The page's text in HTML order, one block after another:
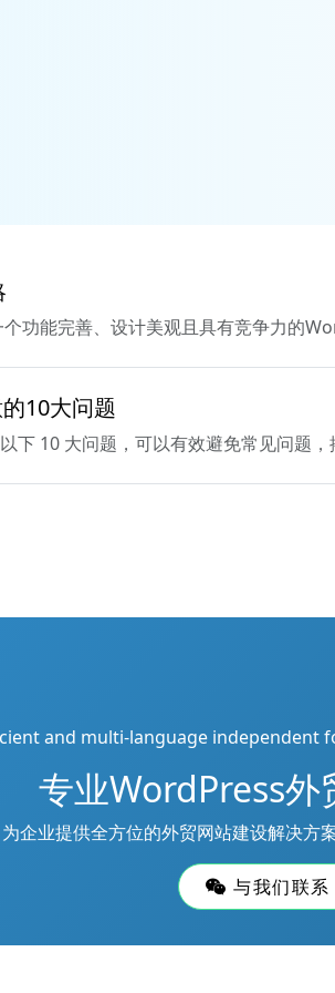
功能完善、设计美观且具有竞争力的
10大问题
10 大问题，可以有效避免常见问题
and multi-language independent
专业WordPress外
为企业提供全方位的外贸网站建设解决方
与我们联系